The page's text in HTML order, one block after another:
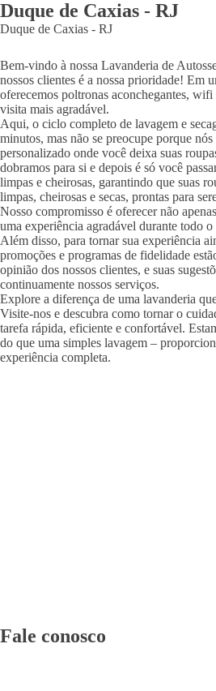
Duque de Caxias - RJ
Duque de Caxias - RJ
Bem-vindo à nossa Lavanderia de
nossos clientes é a nossa prioridade! Em
oferecemos poltronas aconchegantes,
visita mais agradável.
Aqui, o ciclo completo de lavagem e
minutos, mas não se preocupe porque
personalizado onde você deixa suas
dobramos para si e depois é só você
limpas e cheirosas, garantindo que suas
limpas, cheirosas e secas, prontas para
Nosso compromisso é oferecer não
uma experiência agradável durante todo o
Além disso, para tornar sua experiência
promoções e programas de fidelidade
opinião dos nossos clientes, e suas
continuamente nossos serviços.
Explore a diferença de uma lavanderia
Visite-nos e descubra como tornar o
tarefa rápida, eficiente e confortável.
do que uma simples lavagem –
experiência completa.
Fale conosco